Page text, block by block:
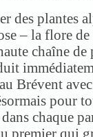
des plantes
– la flore
chaîne de
Brévent
pour
chaque
premier